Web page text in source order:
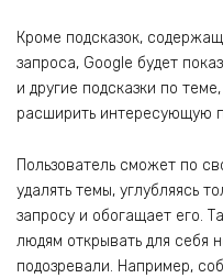
Кроме подсказок,
запроса, Google будет
и другие подсказки по
расширить интересующую
Пользователь сможет по
удалять темы, углубляясь
запросу и обогащает его.
людям открывать для себя
подозревали. Например,